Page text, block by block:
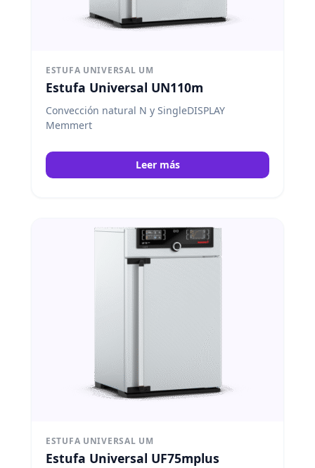
ESTUFA UNIVERSAL UM
Estufa Universal UN110m
Convección natural N y SingleDISPLAY
Memmert
Leer más
ESTUFA UNIVERSAL UM
Estufa Universal UF75mplus